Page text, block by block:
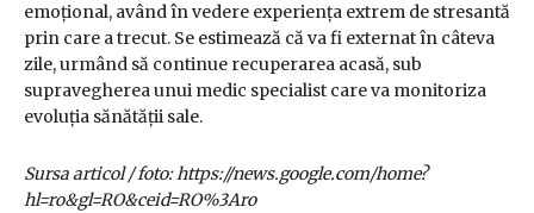
emoțional, având în vedere experiența extrem de stresantă
prin care a trecut. Se estimează că va fi externat în câteva
zile, urmând să continue recuperarea acasă, sub
supravegherea unui medic specialist care va monitoriza
evoluția sănătății sale.
Sursa articol / foto: https://news.google.com/home?
hl=ro&gl=RO&ceid=RO%3Aro